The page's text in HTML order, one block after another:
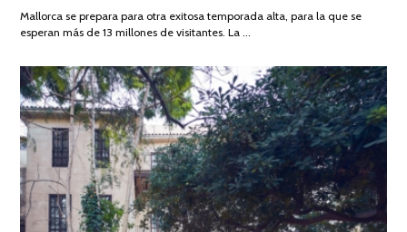
Mallorca se prepara para otra exitosa temporada alta, para la que se
esperan más de 13 millones de visitantes. La …